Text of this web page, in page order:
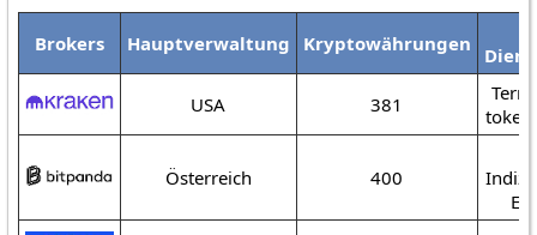
Brokers Hauptverwaltung Kryptowährungen
USA 381
Österreich 400